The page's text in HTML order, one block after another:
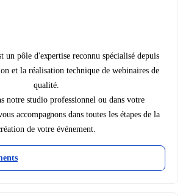
un pôle d'expertise reconnu spécialisé depuis
et la réalisation technique de webinaires de
qualité.
notre studio professionnel ou dans votre
accompagnons dans toutes les étapes de la
de votre événement.